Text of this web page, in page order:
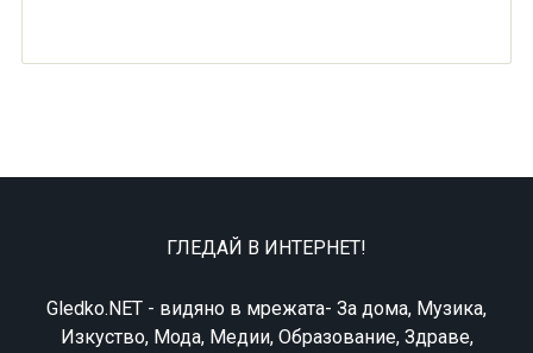
ГЛЕДАЙ В ИНТЕРНЕТ!
Gledko.NET - видяно в мрежата- За дома, Музика,
Изкуство, Мода, Медии, Образование, Здраве,